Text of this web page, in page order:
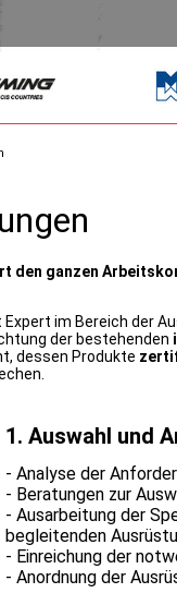
den ganzen
im Bereich der
der bestehenden
dessen Produkte
1. Auswahl und
- Analyse der
- Beratungen zur
- Ausarbeitung der
begleitenden
- Einreichung der
- Anordnung der